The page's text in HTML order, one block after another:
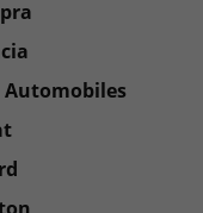
Automobiles